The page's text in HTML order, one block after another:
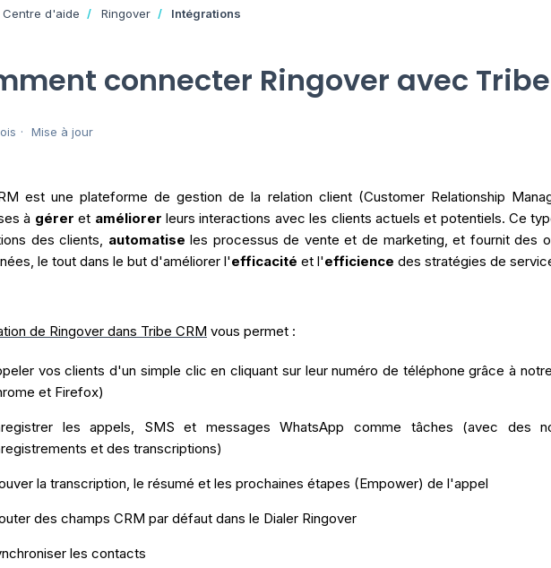
Centre d'aide Ringover Intégrations
connecter Ringover avec Tribe
Mise à jour
est une plateforme de gestion de la relation client (Customer Relationship
à gérer et améliorer leurs interactions avec les clients actuels et potentiels. Ce
des clients, automatise les processus de vente et de marketing, et fournit des
le tout dans le but d'améliorer l'efficacité et l'efficience des stratégies de
de Ringover dans Tribe CRM vous permet :
vos clients d'un simple clic en cliquant sur leur numéro de téléphone grâce à
et Firefox)
les appels, SMS et messages WhatsApp comme tâches (avec des
et des transcriptions)
la transcription, le résumé et les prochaines étapes (Empower) de l'appel
des champs CRM par défaut dans le Dialer Ringover
les contacts